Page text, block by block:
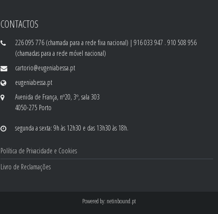
CONTACTOS
226 095 776 (chamada para a rede fixa nacional) | 916 033 947 . 910 508 956
(chamadas para a rede móvel nacional)
cartorio@eugeniabessa.pt
eugeniabessa.pt
Avenida de França, nº20, 3º, sala 303
4050-275 Porto
segunda a sexta: 9h às 12h30 e das 13h30 às 18h.
Política de Privacidade e Cookies
Livro de Reclamações
Powered by: netinbound.pt